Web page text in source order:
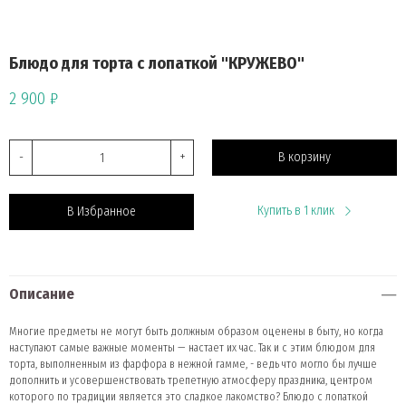
Блюдо для торта с лопаткой "КРУЖЕВО"
2 900 ₽
- + В корзину
В Избранное Купить в 1 клик
Описание
Многие предметы не могут быть должным образом оценены в быту, но когда
наступают самые важные моменты — настает их час. Так и с этим блюдом для
торта, выполненным из фарфора в нежной гамме, - ведь что могло бы лучше
дополнить и усовершенствовать трепетную атмосферу праздника, центром
которого по традиции является это сладкое лакомство? Блюдо с лопаткой